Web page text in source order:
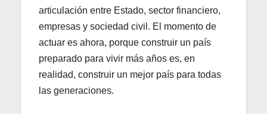
articulación entre Estado, sector financiero,
empresas y sociedad civil. El momento de
actuar es ahora, porque construir un país
preparado para vivir más años es, en
realidad, construir un mejor país para todas
las generaciones.